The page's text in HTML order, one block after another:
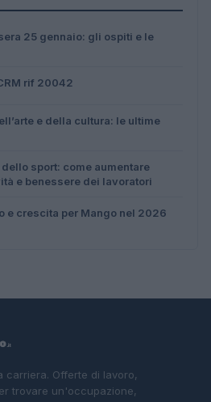
25 gennaio: gli ospiti e le
rif 20042
e della cultura: le ultime
sport: come aumentare
e benessere dei lavoratori
e crescita per Mango nel 2026
carriera. Offerte di lavoro,
trovare un'occupazione,